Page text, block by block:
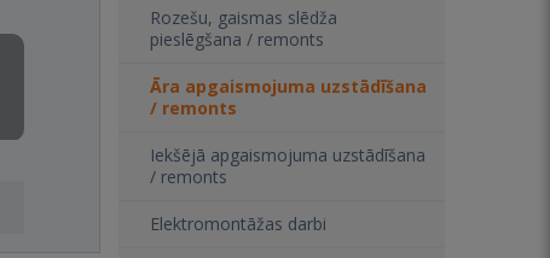
Rozešu, gaismas slēdža
pieslēgšana / remonts
Āra apgaismojuma uzstādīšana
/ remonts
Iekšējā apgaismojuma uzstādīšana
/ remonts
Elektromontāžas darbi